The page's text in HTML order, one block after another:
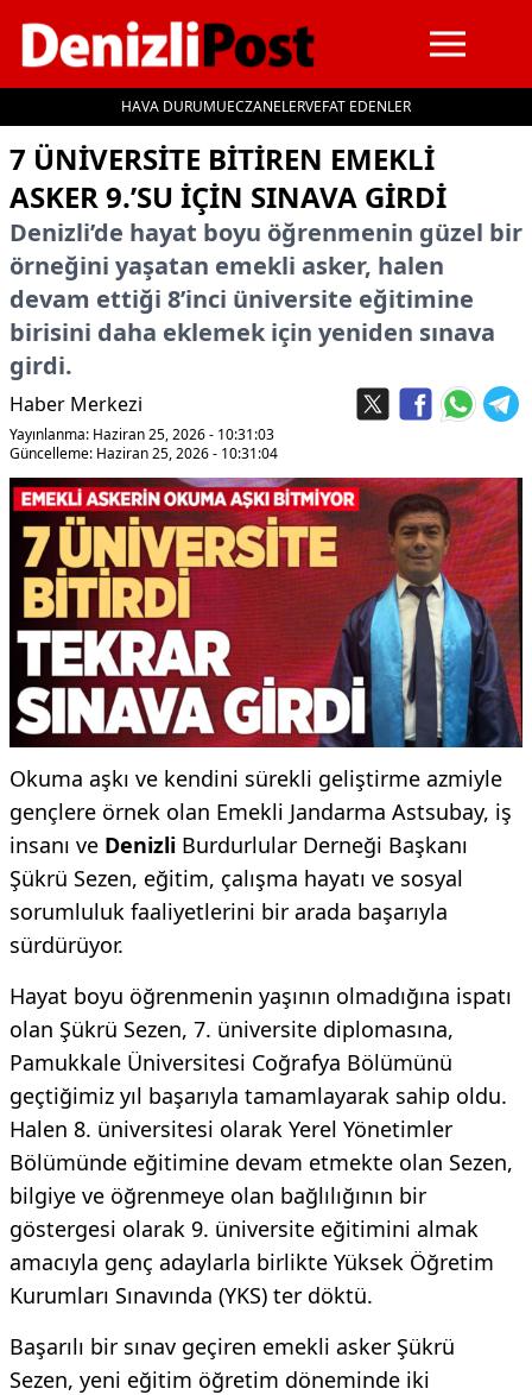
HAVA DURUMUECZANELERVEFAT EDENLER
İçeriğe geç
7 ÜNIVERSITE BITIREN EMEKLI
ASKER 9.’SU IÇIN SINAVA GIRDI
Denizli’de hayat boyu öğrenmenin güzel bir
örneğini yaşatan emekli asker, halen
devam ettiği 8’inci üniversite eğitimine
birisini daha eklemek için yeniden sınava
girdi.
Haber Merkezi
Yayınlanma: Haziran 25, 2026 - 10:31:03
Güncelleme: Haziran 25, 2026 - 10:31:04
Okuma aşkı ve kendini sürekli geliştirme azmiyle
gençlere örnek olan Emekli Jandarma Astsubay, iş
insanı ve Denizli Burdurlular Derneği Başkanı
Şükrü Sezen, eğitim, çalışma hayatı ve sosyal
sorumluluk faaliyetlerini bir arada başarıyla
sürdürüyor.
Hayat boyu öğrenmenin yaşının olmadığına ispatı
olan Şükrü Sezen, 7. üniversite diplomasına,
Pamukkale Üniversitesi Coğrafya Bölümünü
geçtiğimiz yıl başarıyla tamamlayarak sahip oldu.
Halen 8. üniversitesi olarak Yerel Yönetimler
Bölümünde eğitimine devam etmekte olan Sezen,
bilgiye ve öğrenmeye olan bağlılığının bir
göstergesi olarak 9. üniversite eğitimini almak
amacıyla genç adaylarla birlikte Yüksek Öğretim
Kurumları Sınavında (YKS) ter döktü.
Başarılı bir sınav geçiren emekli asker Şükrü
Sezen, yeni eğitim öğretim döneminde iki